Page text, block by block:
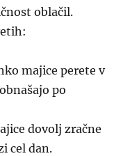
oblačil.
majice perete v
po
dovolj zračne
cel dan.